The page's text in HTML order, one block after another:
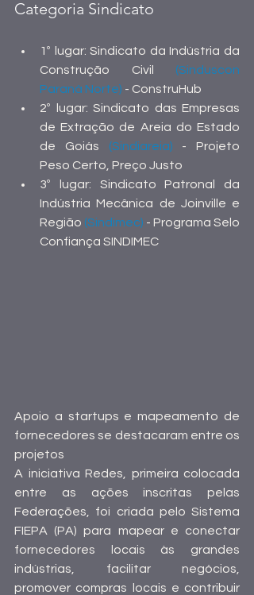
Categoria Sindicato
1º lugar: Sindicato da Indústria da
Construção Civil (Sinduscon
Paraná Norte) - ConstruHub
2º lugar: Sindicato das Empresas
de Extração de Areia do Estado
de Goiás (Sindiareia) - Projeto
Peso Certo, Preço Justo
3º lugar: Sindicato Patronal da
Indústria Mecânica de Joinville e
Região (Sindimec) - Programa Selo
Confiança SINDIMEC
Apoio a startups e mapeamento de
fornecedores se destacaram entre os
projetos
A iniciativa Redes, primeira colocada
entre as ações inscritas pelas
Federações, foi criada pelo Sistema
FIEPA (PA) para mapear e conectar
fornecedores locais às grandes
indústrias, facilitar negócios,
promover compras locais e contribuir